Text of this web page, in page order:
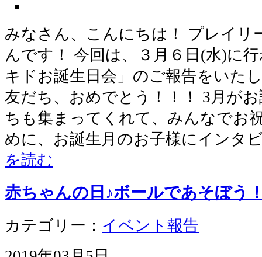
みなさん、こんにちは！ プレイリ
んです！ 今回は、３月６日(水)に
キドお誕生日会」のご報告をいた
友だち、おめでとう！！！ 3月が
ちも集まってくれて、みんなでお
めに、お誕生月のお子様にインタ
を読む
赤ちゃんの日♪ボールであそぼう
カテゴリー： イベント報告